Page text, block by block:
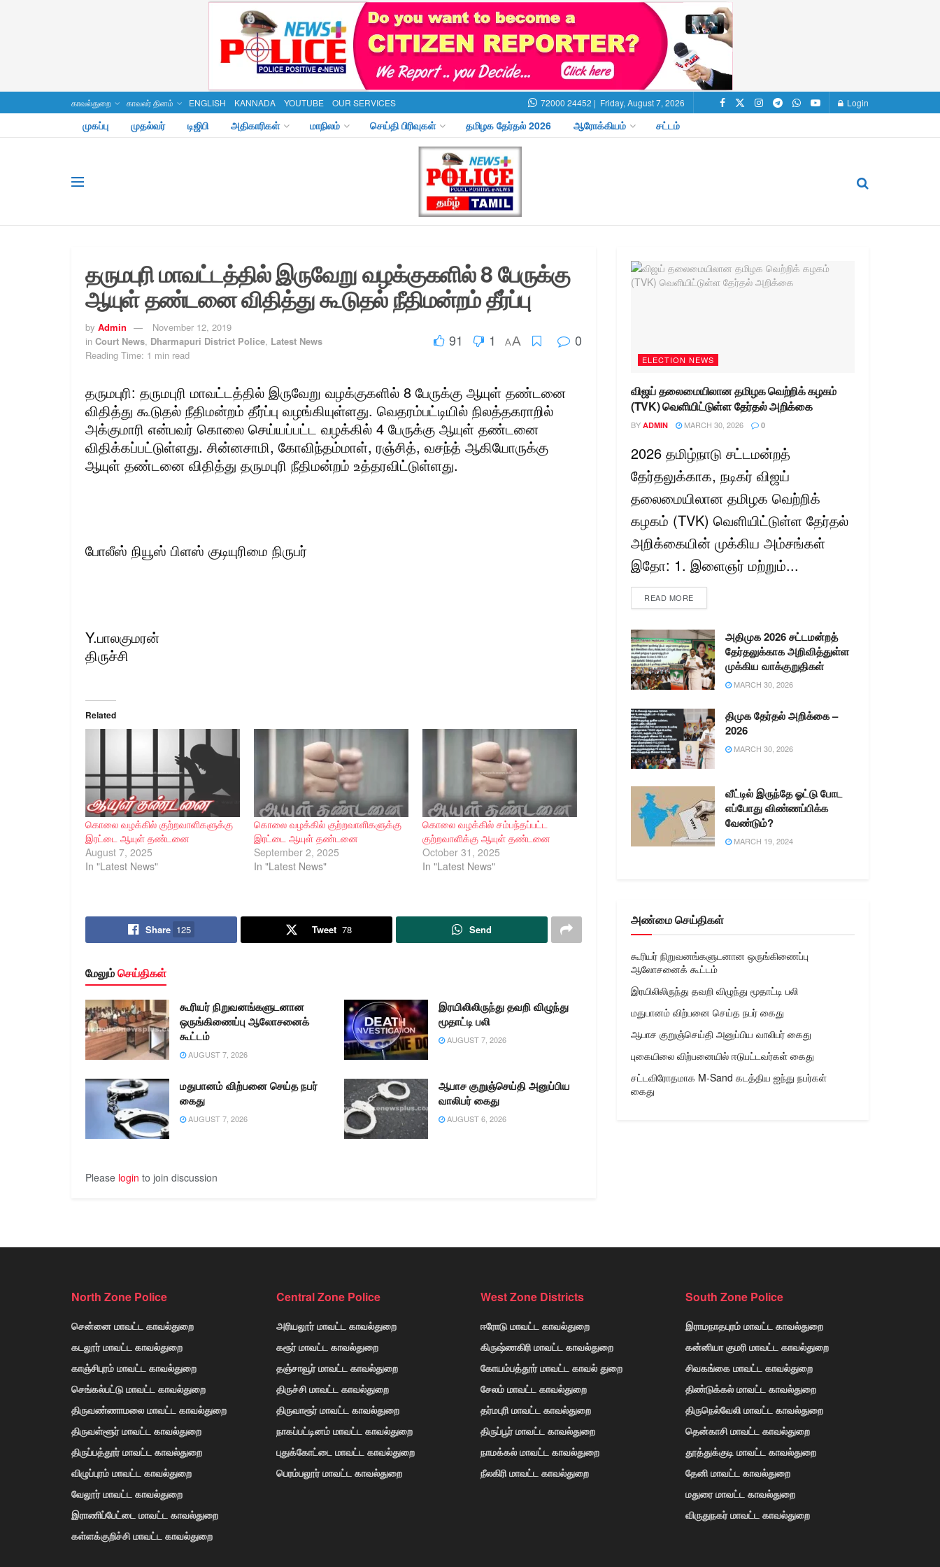
காவல்துறை காவலர் தினம் ENGLISH KANNADA YOUTUBE OUR SERVICES 72000 24452 | Friday, August 7, 2026 Login
முகப்பு முதல்வர் டிஜிபி அதிகாரிகள் மாநிலம் செய்தி பிரிவுகள் தமிழக தேர்தல் 2026 ஆரோக்கியம் சட்டம்
தருமபுரி மாவட்டத்தில் இருவேறு வழக்குகளில் 8 பேருக்கு
ஆயுள் தண்டனை விதித்து கூடுதல் நீதிமன்றம் தீர்ப்பு
by Admin
November 12, 2019
in Court News, Dharmapuri District Police, Latest News
Reading Time: 1 min read
91 1 AA 0
தருமபுரி: தருமபுரி மாவட்டத்தில் இருவேறு வழக்குகளில் 8 பேருக்கு ஆயுள் தண்டனை
விதித்து கூடுதல் நீதிமன்றம் தீர்ப்பு வழங்கியுள்ளது. வெதரம்பட்டியில் நிலத்தகராறில்
அக்குமாரி என்பவர் கொலை செய்யப்பட்ட வழக்கில் 4 பேருக்கு ஆயுள் தண்டனை
விதிக்கப்பட்டுள்ளது. சின்னசாமி, கோவிந்தம்மாள், ரஞ்சித், வசந்த் ஆகியோருக்கு
ஆயுள் தண்டனை விதித்து தருமபுரி நீதிமன்றம் உத்தரவிட்டுள்ளது.
போலீஸ் நியூஸ் பிளஸ் குடியுரிமை நிருபர்
Y.பாலகுமரன்
திருச்சி
Related
கொலை வழக்கில் குற்றவாளிகளுக்கு
இரட்டை ஆயுள் தண்டனை
August 7, 2025
In "Latest News"
கொலை வழக்கில் குற்றவாளிகளுக்கு
இரட்டை ஆயுள் தண்டனை
September 2, 2025
In "Latest News"
கொலை வழக்கில் சம்பந்தப்பட்ட
குற்றவாளிக்கு ஆயுள் தண்டனை
October 31, 2025
In "Latest News"
Share 125 Tweet 78 Send
மேலும்செய்திகள்
கூரியர் நிறுவனங்களுடனான
ஒருங்கிணைப்பு ஆலோசனைக்
கூட்டம்
AUGUST 7, 2026
இரயிலிலிருந்து தவறி விழுந்து
மூதாட்டி பலி
AUGUST 7, 2026
மதுபானம் விற்பனை செய்த நபர்
கைது
AUGUST 7, 2026
ஆபாச குறுஞ்செய்தி அனுப்பிய
வாலிபர் கைது
AUGUST 6, 2026
Please login to join discussion
ELECTION NEWS
விஜய் தலைமையிலான தமிழக வெற்றிக் கழகம்
(TVK) வெளியிட்டுள்ள தேர்தல் அறிக்கை
BY ADMIN MARCH 30, 2026 0
2026 தமிழ்நாடு சட்டமன்றத்
தேர்தலுக்காக, நடிகர் விஜய்
தலைமையிலான தமிழக வெற்றிக்
கழகம் (TVK) வெளியிட்டுள்ள தேர்தல்
அறிக்கையின் முக்கிய அம்சங்கள்
இதோ: 1. இளைஞர் மற்றும்...
READ MORE
அதிமுக 2026 சட்டமன்றத்
தேர்தலுக்காக அறிவித்துள்ள
முக்கிய வாக்குறுதிகள்
MARCH 30, 2026
திமுக தேர்தல் அறிக்கை –
2026
MARCH 30, 2026
வீட்டில் இருந்தே ஓட்டு போட
எப்போது விண்ணப்பிக்க
வேண்டும்?
MARCH 19, 2024
அண்மை செய்திகள்
கூரியர் நிறுவனங்களுடனான ஒருங்கிணைப்பு
ஆலோசனைக் கூட்டம்
இரயிலிலிருந்து தவறி விழுந்து மூதாட்டி பலி
மதுபானம் விற்பனை செய்த நபர் கைது
ஆபாச குறுஞ்செய்தி அனுப்பிய வாலிபர் கைது
புகையிலை விற்பனையில் ஈடுபட்டவர்கள் கைது
சட்டவிரோதமாக M-Sand கடத்திய ஐந்து நபர்கள்
கைது
North Zone Police
சென்னை மாவட்ட காவல்துறை
கடலூர் மாவட்ட காவல்துறை
காஞ்சிபுரம் மாவட்ட காவல்துறை
செங்கல்பட்டு மாவட்ட காவல்துறை
திருவண்ணாமலை மாவட்ட காவல்துறை
திருவள்ளூர் மாவட்ட காவல்துறை
திருப்பத்தூர் மாவட்ட காவல்துறை
விழுப்புரம் மாவட்ட காவல்துறை
வேலூர் மாவட்ட காவல்துறை
இராணிப்பேட்டை மாவட்ட காவல்துறை
கள்ளக்குறிச்சி மாவட்ட காவல்துறை
Central Zone Police
அரியலூர் மாவட்ட காவல்துறை
கரூர் மாவட்ட காவல்துறை
தஞ்சாவூர் மாவட்ட காவல்துறை
திருச்சி மாவட்ட காவல்துறை
திருவாரூர் மாவட்ட காவல்துறை
நாகப்பட்டினம் மாவட்ட காவல்துறை
புதுக்கோட்டை மாவட்ட காவல்துறை
பெரம்பலூர் மாவட்ட காவல்துறை
West Zone Districts
ஈரோடு மாவட்ட காவல்துறை
கிருஷ்ணகிரி மாவட்ட காவல்துறை
கோயம்பத்தூர் மாவட்ட காவல் துறை
சேலம் மாவட்ட காவல்துறை
தர்மபுரி மாவட்ட காவல்துறை
திருப்பூர் மாவட்ட காவல்துறை
நாமக்கல் மாவட்ட காவல்துறை
நீலகிரி மாவட்ட காவல்துறை
South Zone Police
இராமநாதபுரம் மாவட்ட காவல்துறை
கன்னியா குமரி மாவட்ட காவல்துறை
சிவகங்கை மாவட்ட காவல்துறை
திண்டுக்கல் மாவட்ட காவல்துறை
திருநெல்வேலி மாவட்ட காவல்துறை
தென்காசி மாவட்ட காவல்துறை
தூத்துக்குடி மாவட்ட காவல்துறை
தேனி மாவட்ட காவல்துறை
மதுரை மாவட்ட காவல்துறை
விருதுநகர் மாவட்ட காவல்துறை